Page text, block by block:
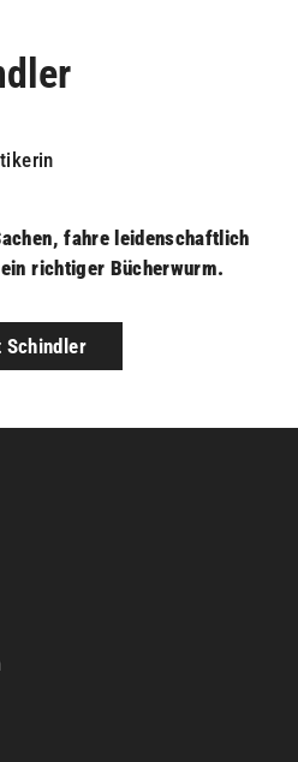
fahre leidenschaftlich
richtiger Bücherwurm.
Schindler